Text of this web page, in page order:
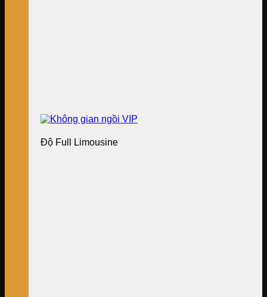
Độ Full Limousine